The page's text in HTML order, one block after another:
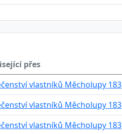
přes
vlastníků Měcholupy 183
vlastníků Měcholupy 183
vlastníků Měcholupy 183